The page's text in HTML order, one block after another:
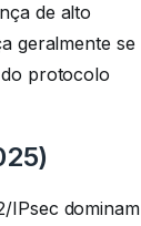
de alto
geralmente se
protocolo
IPsec dominam